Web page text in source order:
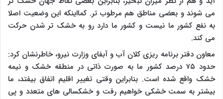
می شوند و بعضی مناطق هم مرطوب تر. کمااینکه این وضعیت اصلا
به نفع کشور ما نیست و کشور ما دارد رو به خشک تر شدن حرکت
می کند.
معاون دفتر برنامه ریزی کلان آب و آبفای وزارت نیرو، خاطرنشان کرد:
حدود ۷۵ درصد کشور ما به صورت ذاتی در منطقه خشک و نیمه
خشک واقع شده است. بنابراین وقتی تغییر اقلیم اتفاق بیفتد، ما
بیشتر به سمت خشکی خواهیم رفت و خشکسالی های متعدد و پی